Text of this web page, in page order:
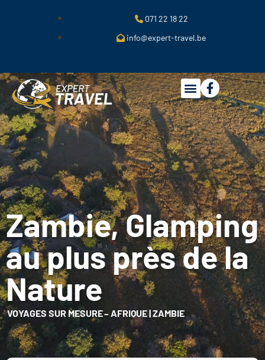
071 22 18 22
info@expert-travel.be
Zambie, Glamping
au plus près de la
Nature
VOYAGES SUR MESURE– AFRIQUE|ZAMBIE